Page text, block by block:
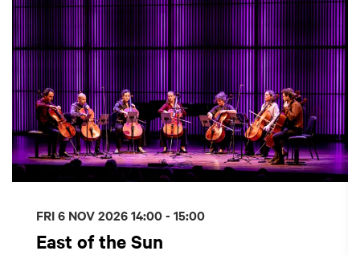
East of the Sun
FRI 6 NOV 202614:00 - 15:00